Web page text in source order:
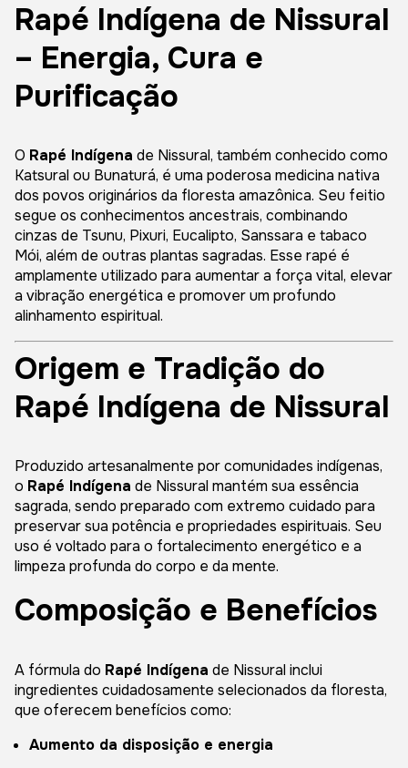
Rapé Indígena de Nissural
– Energia, Cura e
Purificação
O Rapé Indígena de Nissural, também conhecido como
Katsural ou Bunaturá, é uma poderosa medicina nativa
dos povos originários da floresta amazônica. Seu feitio
segue os conhecimentos ancestrais, combinando
cinzas de Tsunu, Pixuri, Eucalipto, Sanssara e tabaco
Mói, além de outras plantas sagradas. Esse rapé é
amplamente utilizado para aumentar a força vital, elevar
a vibração energética e promover um profundo
alinhamento espiritual.
Origem e Tradição do
Rapé Indígena de Nissural
Produzido artesanalmente por comunidades indígenas,
o Rapé Indígena de Nissural mantém sua essência
sagrada, sendo preparado com extremo cuidado para
preservar sua potência e propriedades espirituais. Seu
uso é voltado para o fortalecimento energético e a
limpeza profunda do corpo e da mente.
Composição e Benefícios
A fórmula do Rapé Indígena de Nissural inclui
ingredientes cuidadosamente selecionados da floresta,
que oferecem benefícios como:
Aumento da disposição e energia